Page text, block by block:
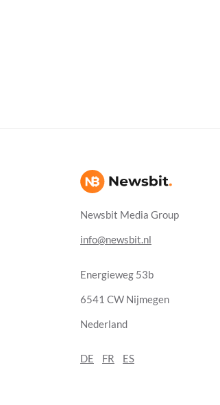
Newsbit Media Group
info@newsbit.nl
Energieweg 53b
6541 CW Nijmegen
Nederland
DE FR ES